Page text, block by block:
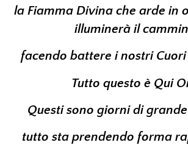
la Fiamma Divina che arde in
illuminerà il
facendo battere i nostri Cuori
Tutto questo è Qui
Questi sono giorni di
tutto sta prendendo forma